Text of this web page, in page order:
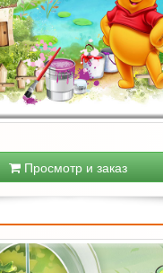
Просмотр и заказ